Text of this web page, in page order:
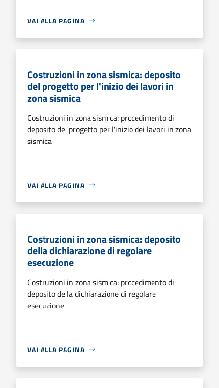
VAI ALLA PAGINA
Costruzioni in zona sismica: deposito
del progetto per l'inizio dei lavori in
zona sismica
Costruzioni in zona sismica: procedimento di
deposito del progetto per l'inizio dei lavori in zona
sismica
VAI ALLA PAGINA
Costruzioni in zona sismica: deposito
della dichiarazione di regolare
esecuzione
Costruzioni in zona sismica: procedimento di
deposito della dichiarazione di regolare
esecuzione
VAI ALLA PAGINA